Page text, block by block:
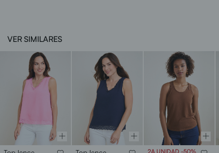
VER SIMILARES
2A UNIDAD -50%